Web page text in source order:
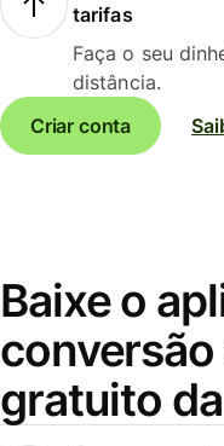
tarifas
Faça o seu
distância.
Criar conta
Baixe o
gratuito